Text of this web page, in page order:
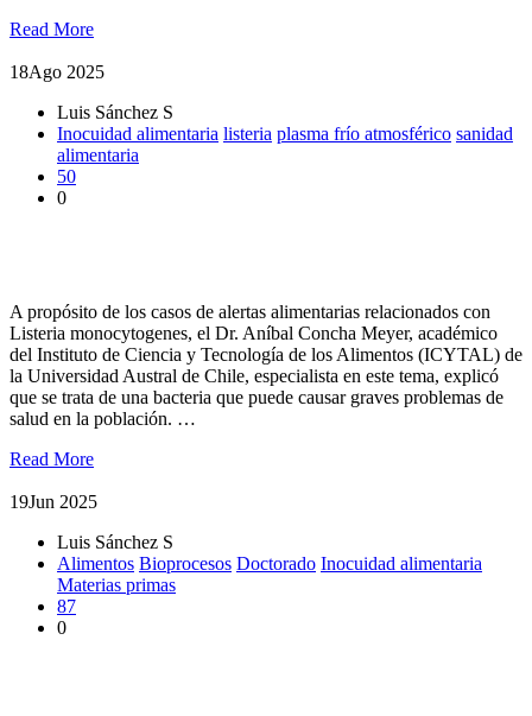
Read More
18Ago 2025
Luis Sánchez S
Inocuidad alimentaria listeria plasma frío atmosférico sanidad
alimentaria
50
0
A propósito de los casos de alertas alimentarias relacionados con
Listeria monocytogenes, el Dr. Aníbal Concha Meyer, académico
del Instituto de Ciencia y Tecnología de los Alimentos (ICYTAL) de
la Universidad Austral de Chile, especialista en este tema, explicó
que se trata de una bacteria que puede causar graves problemas de
salud en la población. …
Read More
19Jun 2025
Luis Sánchez S
Alimentos Bioprocesos Doctorado Inocuidad alimentaria
Materias primas
87
0